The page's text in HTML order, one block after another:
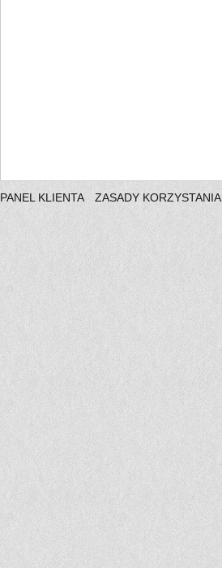
PANEL KLIENTA ZASADY KORZYSTANIA